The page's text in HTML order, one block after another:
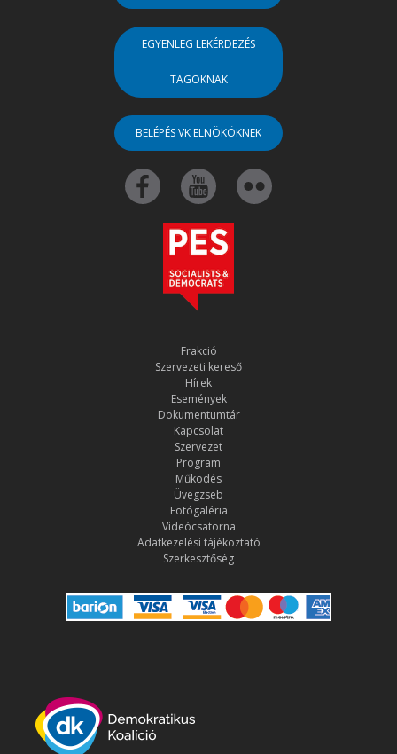
EGYENLEG LEKÉRDEZÉS
TAGOKNAK
BELÉPÉS VK ELNÖKÖKNEK
Frakció
Szervezeti kereső
Hírek
Események
Dokumentumtár
Kapcsolat
Szervezet
Program
Működés
Üvegzseb
Fotógaléria
Videócsatorna
Adatkezelési tájékoztató
Szerkesztőség